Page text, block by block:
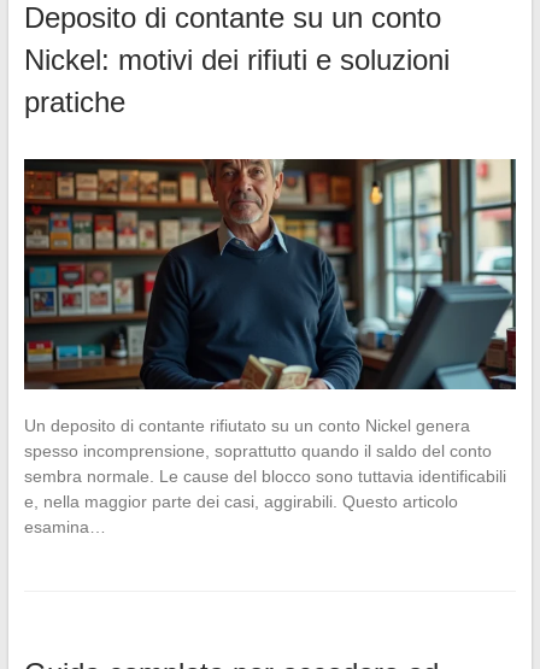
Deposito di contante su un conto
Nickel: motivi dei rifiuti e soluzioni
pratiche
Un deposito di contante rifiutato su un conto Nickel genera
spesso incomprensione, soprattutto quando il saldo del conto
sembra normale. Le cause del blocco sono tuttavia identificabili
e, nella maggior parte dei casi, aggirabili. Questo articolo
esamina…